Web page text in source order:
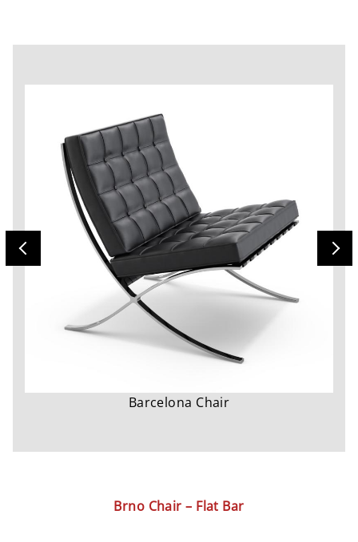
Barcelona Chair
Brno Chair – Flat Bar